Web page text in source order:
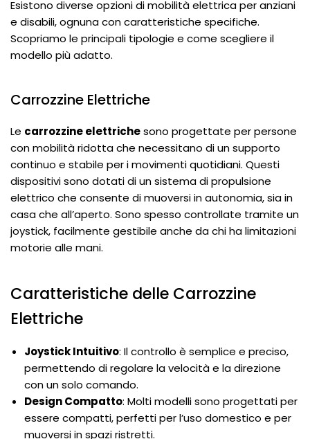
Esistono diverse opzioni di mobilità elettrica per anziani
e disabili, ognuna con caratteristiche specifiche.
Scopriamo le principali tipologie e come scegliere il
modello più adatto.
Carrozzine Elettriche
Le carrozzine elettrichesono progettate per persone
con mobilità ridotta che necessitano di un supporto
continuo e stabile per i movimenti quotidiani. Questi
dispositivi sono dotati di un sistema di propulsione
elettrico che consente di muoversi in autonomia, sia in
casa che all’aperto. Sono spesso controllate tramite un
joystick, facilmente gestibile anche da chi ha limitazioni
motorie alle mani.
Caratteristiche delle Carrozzine
Elettriche
Joystick Intuitivo: Il controllo è semplice e preciso,
permettendo di regolare la velocità e la direzione
con un solo comando.
Design Compatto: Molti modelli sono progettati per
essere compatti, perfetti per l’uso domestico e per
muoversi in spazi ristretti.